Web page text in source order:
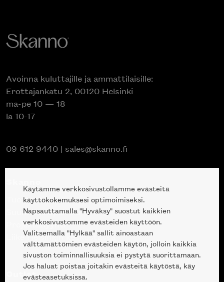
Avoinna kuluttajille ja ammattilaisille:
Erottajankatu 2, 00120 Helsinki
ma-pe 10 — 18
la 10-17
09 612 9440 | sales@skanno.fi
Tuotteet
Suunnittelupalvelu
Projektimyynti
Liike Helsingin keskustassa
Outlet
Käytämme verkkosivustollamme evästeitä
käyttökokemuksesi optimoimiseksi.
Napsauttamalla "Hyväksy" suostut kaikkien
verkkosivustomme evästeiden käyttöön.
Valitsemalla "Hylkää" sallit ainoastaan
välttämättömien evästeiden käytön, jolloin kaikkia
sivuston toiminnallisuuksia ei pystytä suorittamaan.
Jos haluat poistaa joitakin evästeitä käytöstä, käy
evästeasetuksissa.